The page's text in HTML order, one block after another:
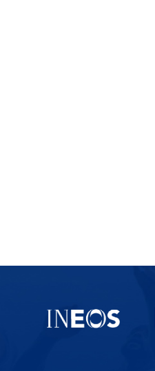
Partenaires du lausanne-